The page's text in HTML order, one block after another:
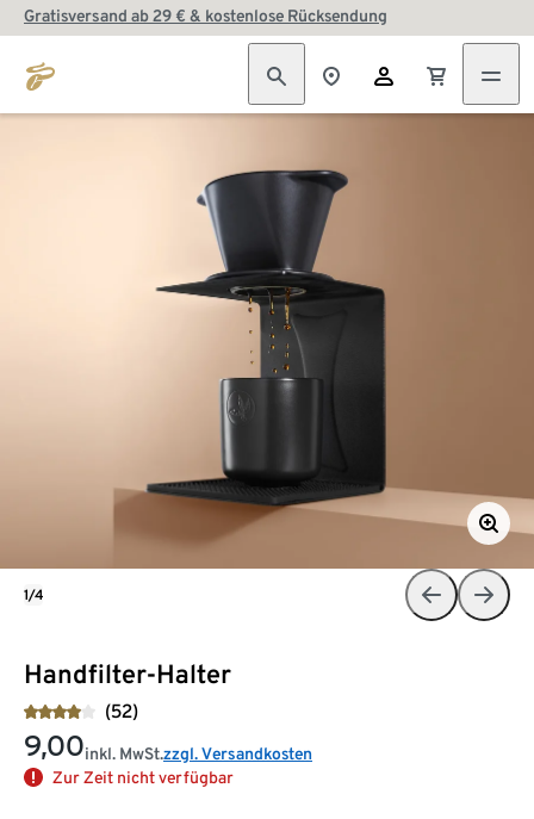
Gratisversand ab 29 € & kostenlose Rücksendung
Handfilter-Halter
(52)
9,00inkl. MwSt.zzgl. Versandkosten
Zur Zeit nicht verfügbar
1/4